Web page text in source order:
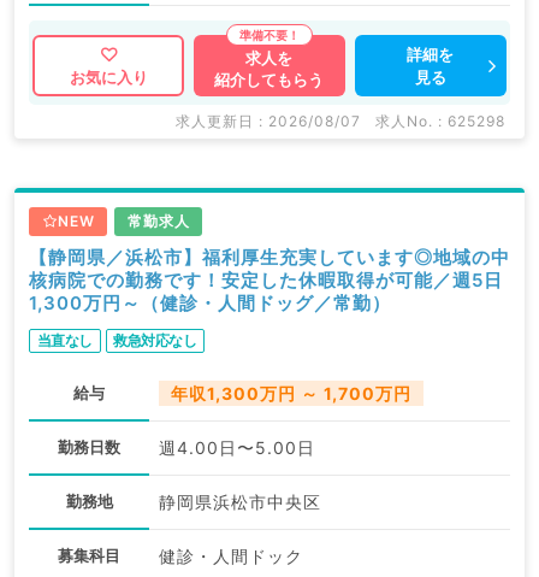
お気に入り
求人を
紹介してもらう
詳細を
見る
求人更新日 : 2026/08/07 求人No. : 625298
NEW 常勤求人
【静岡県／浜松市】福利厚生充実しています◎地域の中
核病院での勤務です！安定した休暇取得が可能／週5日
1,300万円～（健診・人間ドッグ／常勤）
当直なし 救急対応なし
給与 年収1,300万円 ～ 1,700万円
勤務日数 週4.00日〜5.00日
勤務地 静岡県浜松市中央区
募集科目 健診・人間ドック